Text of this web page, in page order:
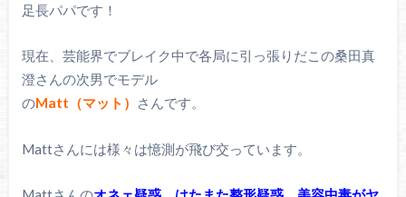
足長パパです！
現在、芸能界でブレイク中で各局に引っ張りだこの桑田真
澄さんの次男でモデル
のMatt（マット） さんです。
Mattさんには様々は憶測が飛び交っています。